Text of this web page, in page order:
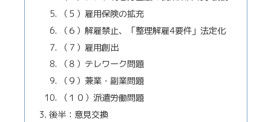
（５）雇用保険の拡充
（６）解雇禁止、「整理解雇4要件」法定化
（７）雇用創出
（８）テレワーク問題
（９）兼業・副業問題
（１０）派遣労働問題
後半：意見交換